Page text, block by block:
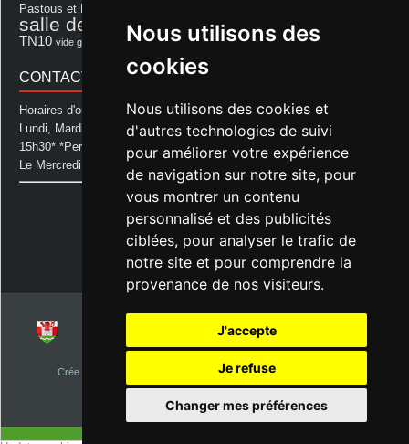
Nous utilisons des
cookies
Nous utilisons des cookies et
d'autres technologies de suivi
pour améliorer votre expérience
de navigation sur notre site, pour
vous montrer un contenu
personnalisé et des publicités
ciblées, pour analyser le trafic de
notre site et pour comprendre la
provenance de nos visiteurs.
J'accepte
Je refuse
Changer mes préférences
Pastous et Pastourettes
salle des fêtes salle des fêtes d'aurice Souprosse
TN10 vide grenier Voeux école
CONTACT MAIRIE
Horaires d'ouverture de la Mairie:
Lundi, Mardi, Jeudi et Vendredi : de 08h00 à 11h30 et de 12h30 à
15h30* *Permanence téléphonique jusqu'à 17h00
Le Mercredi : de 08h00 à 11h00
Mairie d'Aurice
14 Avenue des Pastous
Tel : 05 58 76 06 50
Plus d'infos »
Commune d'Aurice – Landes 40
Crée par | Theme Designé et hébergé par : NetClic.fr
visiteurs depuis le 1er janvier 2015